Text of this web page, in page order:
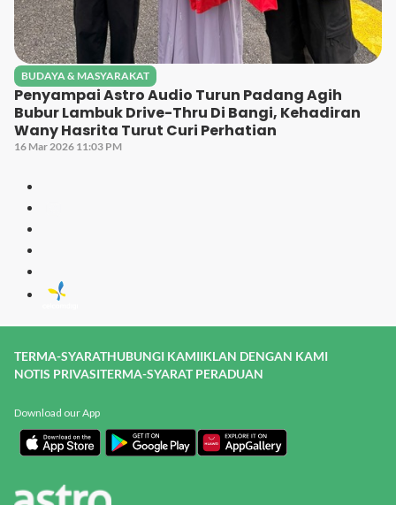
BUDAYA & MASYARAKAT
Penyampai Astro Audio Turun Padang Agih
Bubur Lambuk Drive-Thru Di Bangi, Kehadiran
Wany Hasrita Turut Curi Perhatian
16 Mar 2026 11:03 PM
TERMA-SYARATHUBUNGI KAMIIKLAN DENGAN KAMI
NOTIS PRIVASITERMA-SYARAT PERADUAN
Download our App